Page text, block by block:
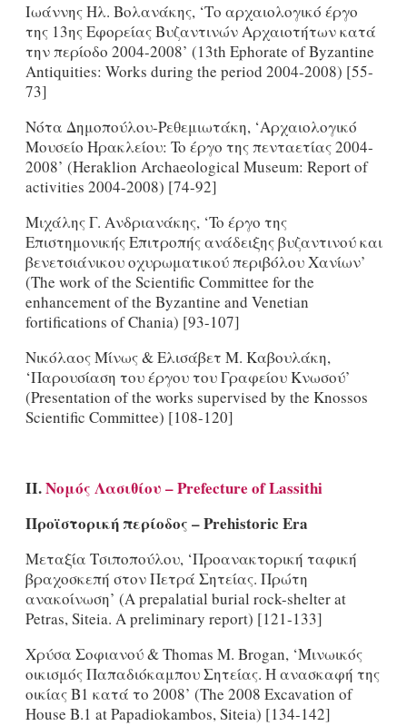
Ιωάννης Ηλ. Βολανάκης, ‘Τo αρχαιολογικό έργο
της 13ηςΕφορείας Βυζαντινών Αρχαιοτήτων κατά
την περίοδο 2004-2008’ (13th Ephorate of Byzantine
Antiquities: Works during the period 2004-2008) [55-
73]
Νότα Δημοπούλου-Ρεθεμιωτάκη, ‘Αρχαιολογικό
Μουσείο Ηρακλείου: To έργο της πενταετίας 2004-
2008’ (Heraklion Archaeological Museum: Report of
activities 2004-2008) [74-92]
Μιχάλης Γ. Ανδριανάκης, ‘To έργο της
Επιστημονικής Επιτροπής ανάδειξης βυζαντινού και
βενετσιάνικου οχυρωματικού περιβόλου Χανίων’
(The work of the Scientific Committee for the
enhancement of the Byzantine and Venetian
fortifications of Chania) [93-107]
Νικόλαος Μίνως & Ελισάβετ Μ. Καβουλάκη,
‘Παρουσίαση του έργου του Γραφείου Κνωσού’
(Presentation of the works supervised by the Knossos
Scientific Committee) [108-120]
II.Νομός Λασιθίου – Prefecture of Lassithi
Προϊστορική περίοδος –Prehistoric Era
Μεταξία Τσιποπούλου, ‘Προανακτορική ταφική
βραχοσκεπή στον Πετρά Σητείας. Πρώτη
ανακοίνωση’ (A prepalatial burial rock-shelter at
Petras, Siteia. A preliminary report) [121-133]
Χρύσα Σοφιανού & Thomas M. Brogan, ‘Μινωικός
οικισμός Παπαδιόκαμπου Σητείας. H ανασκαφή της
οικίας Β1 κατά το 2008’ (The 2008 Excavation of
House B.1 at Papadiokambos, Siteia) [134-142]